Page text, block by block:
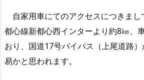
自家用車にてのアクセスにつきまし
都心線新都心西インターより約8㎞、
おり、国道17号バイパス（上尾道路
易かと思われます。